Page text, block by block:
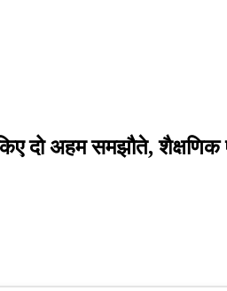
किए दो अहम समझौते,